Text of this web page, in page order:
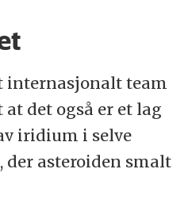
internasjonalt team
det også er et lag
iridium i selve
asteroiden smalt